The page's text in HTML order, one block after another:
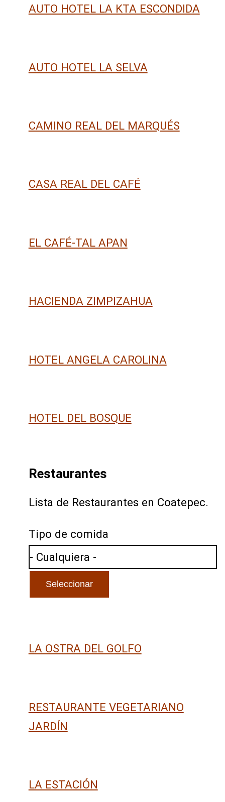
AUTO HOTEL LA KTA ESCONDIDA
AUTO HOTEL LA SELVA
CAMINO REAL DEL MARQUÉS
CASA REAL DEL CAFÉ
EL CAFÉ-TAL APAN
HACIENDA ZIMPIZAHUA
HOTEL ANGELA CAROLINA
HOTEL DEL BOSQUE
Restaurantes
Lista de Restaurantes en Coatepec.
Tipo de comida
LA OSTRA DEL GOLFO
RESTAURANTE VEGETARIANO
JARDÍN
LA ESTACIÓN